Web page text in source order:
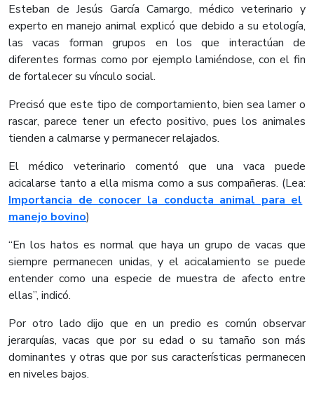
Esteban de Jesús García Camargo, médico veterinario y
experto en manejo animal explicó que debido a su etología,
las vacas forman grupos en los que interactúan de
diferentes formas como por ejemplo lamiéndose, con el fin
de fortalecer su vínculo social.
Precisó que este tipo de comportamiento, bien sea lamer o
rascar, parece tener un efecto positivo, pues los animales
tienden a calmarse y permanecer relajados.
El médico veterinario comentó que una vaca puede
acicalarse tanto a ella misma como a sus compañeras. (Lea:
Importancia de conocer la conducta animal para el
manejo bovino)
“En los hatos es normal que haya un grupo de vacas que
siempre permanecen unidas, y el acicalamiento se puede
entender como una especie de muestra de afecto entre
ellas”, indicó.
Por otro lado dijo que en un predio es común observar
jerarquías, vacas que por su edad o su tamaño son más
dominantes y otras que por sus características permanecen
en niveles bajos.